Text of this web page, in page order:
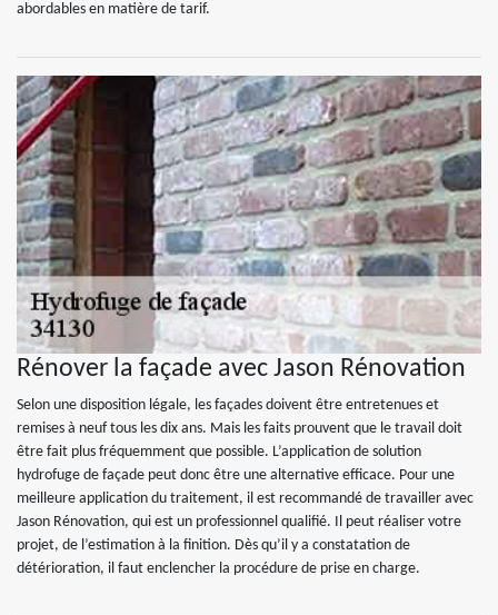
abordables en matière de tarif.
Rénover la façade avec Jason Rénovation
Selon une disposition légale, les façades doivent être entretenues et
remises à neuf tous les dix ans. Mais les faits prouvent que le travail doit
être fait plus fréquemment que possible. L’application de solution
hydrofuge de façade peut donc être une alternative efficace. Pour une
meilleure application du traitement, il est recommandé de travailler avec
Jason Rénovation, qui est un professionnel qualifié. Il peut réaliser votre
projet, de l’estimation à la finition. Dès qu’il y a constatation de
détérioration, il faut enclencher la procédure de prise en charge.